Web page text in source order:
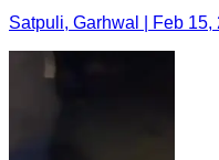
Satpuli, Garhwal | Feb 15,